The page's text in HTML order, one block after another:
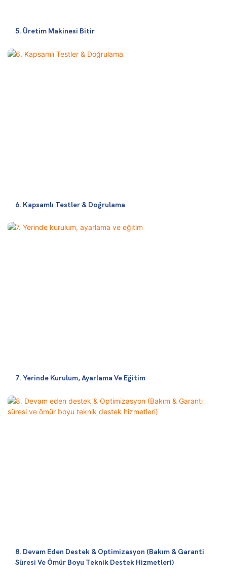
5. Üretim Makinesi Bitir
6. Kapsamlı Testler & Doğrulama
7. Yerinde Kurulum, Ayarlama Ve Eğitim
8. Devam Eden Destek & Optimizasyon (Bakım & Garanti
Süresi Ve Ömür Boyu Teknik Destek Hizmetleri)